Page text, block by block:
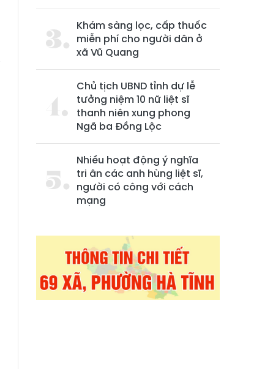
Khám sàng lọc, cấp thuốc
miễn phí cho người dân ở
xã Vũ Quang
Chủ tịch UBND tỉnh dự lễ
tưởng niệm 10 nữ liệt sĩ
thanh niên xung phong
Ngã ba Đồng Lộc
Nhiều hoạt động ý nghĩa
tri ân các anh hùng liệt sĩ,
người có công với cách
mạng